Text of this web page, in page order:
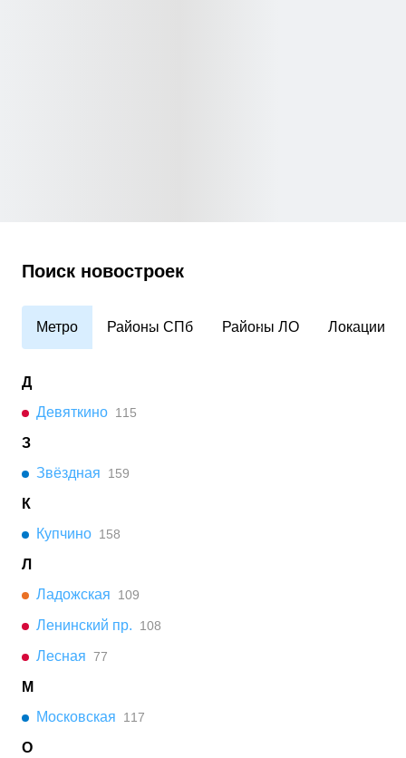
Поиск новостроек
Метро Районы СПб Районы ЛО Локации
Д
Девяткино 115
З
Звёздная
159
К
Купчино 158
Л
Ладожская
109
Ленинский пр. 108
Лесная 77
М
Московская
117
О